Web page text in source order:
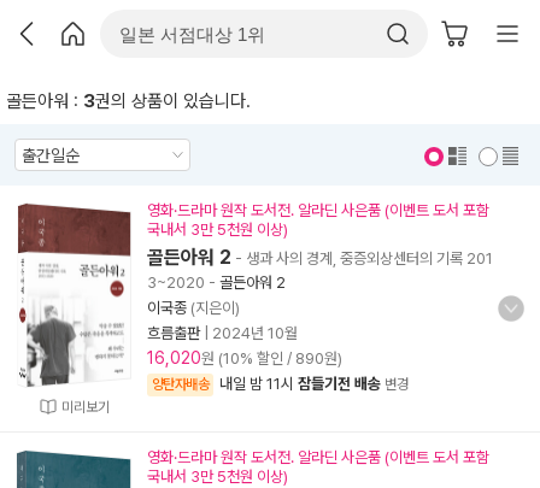
골든아워 : 3권의 상품이 있습니다.
미리보기
영화·드라마 원작 도서전. 알라딘 사은품 (이벤트 도서 포함
국내서 3만 5천원 이상)
골든아워 2 - 생과 사의 경계, 중증외상센터의 기록 201
3~2020 - 골든아워 2
이국종 (지은이)
흐름출판| 2024년 10월
16,020원 (10% 할인 / 890원)
양탄자배송 내일 밤 11시 잠들기전 배송 변경
영화·드라마 원작 도서전. 알라딘 사은품 (이벤트 도서 포함
국내서 3만 5천원 이상)